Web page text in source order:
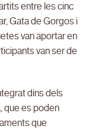
entre les cinc
Gata de Gorgos i
van aportar en
van ser de
dins dels
que es poden
que